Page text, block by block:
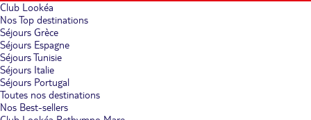
Club Lookéa
Nos Top destinations
Séjours Grèce
Séjours Espagne
Séjours Tunisie
Séjours Italie
Séjours Portugal
Toutes nos destinations
Nos Best-sellers